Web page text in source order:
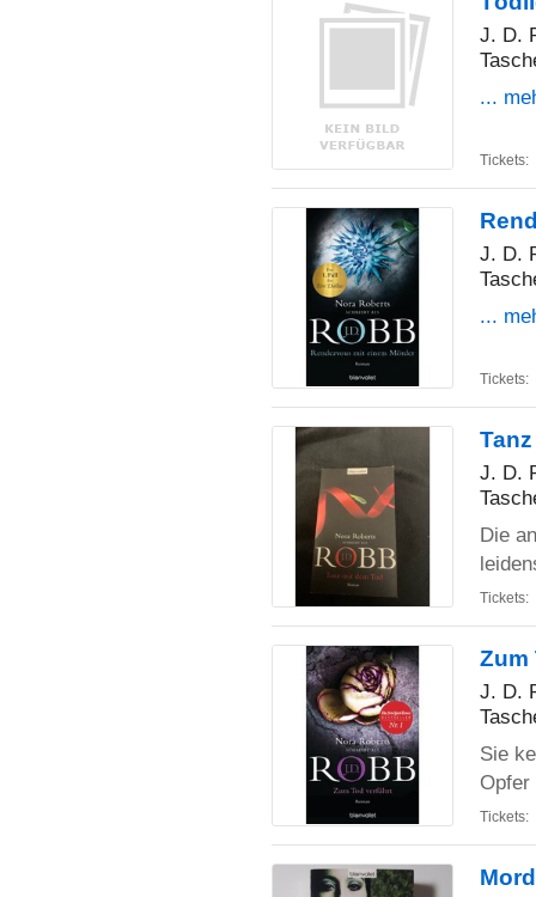
J. D.
...
Tickets:
J. D.
...
Tickets:
J. D.
Die
Tickets:
Zum
J. D.
Sie
Tickets: